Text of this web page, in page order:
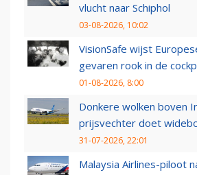
vlucht naar Schiphol
03-08-2026, 10:02
VisionSafe wijst
gevaren rook in de
01-08-2026, 8:00
Donkere wolken boven
prijsvechter doet
31-07-2026, 22:01
Malaysia Airlines-piloot